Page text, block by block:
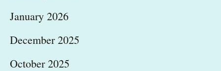
January 2026
December 2025
October 2025